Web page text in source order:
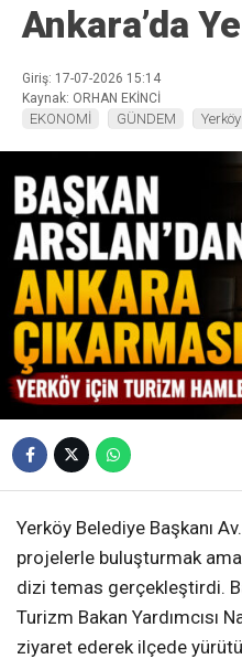
Ankara’da
Giriş: 17-07-2026 15:14
Kaynak: ORHAN EKİNCİ
EKONOMİ GÜNDEM
Yerköy Belediye Başkanı
projelerle buluşturmak
dizi temas gerçekleştirdi.
Turizm Bakan Yardımcısı
ziyaret ederek ilçede